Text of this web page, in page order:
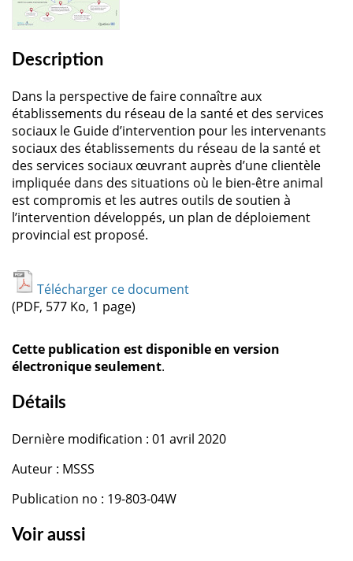
Description
Dans la perspective de faire connaître aux
établissements du réseau de la santé et des services
sociaux le Guide d’intervention pour les intervenants
sociaux des établissements du réseau de la santé et
des services sociaux œuvrant auprès d’une clientèle
impliquée dans des situations où le bien-être animal
est compromis et les autres outils de soutien à
l’intervention développés, un plan de déploiement
provincial est proposé.
Télécharger ce document
(PDF, 577 Ko, 1 page)
Cette publication est disponible en version
électronique seulement.
Détails
Dernière modification : 01 avril 2020
Auteur : MSSS
Publication no : 19-803-04W
Voir aussi